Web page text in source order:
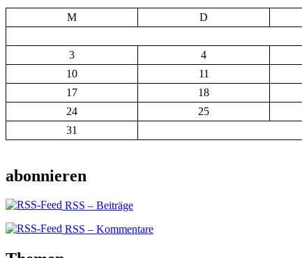
M
D
3
4
10
11
17
18
24
25
31
abonnieren
RSS – Beiträge
RSS – Kommentare